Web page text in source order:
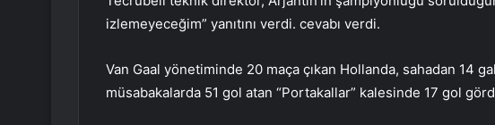
izlemeyeceğim” yanıtını verdi. cevabı verdi.
Van Gaal yönetiminde 20 maça çıkan Hollanda, sahadan 14
müsabakalarda 51 gol atan “Portakallar” kalesinde 17 gol